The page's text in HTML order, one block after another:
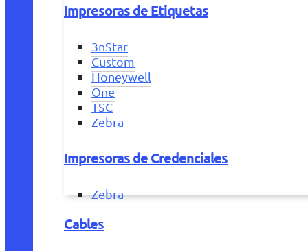
Impresoras de Etiquetas
3nStar
Custom
Honeywell
One
TSC
Zebra
Impresoras de Credenciales
Zebra
Cables